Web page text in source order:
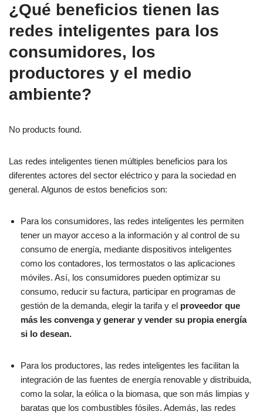
¿Qué beneficios tienen las
redes inteligentes para los
consumidores, los
productores y el medio
ambiente?
No products found.
Las redes inteligentes tienen múltiples beneficios para los
diferentes actores del sector eléctrico y para la sociedad en
general. Algunos de estos beneficios son:
Para los consumidores, las redes inteligentes les permiten
tener un mayor acceso a la información y al control de su
consumo de energía, mediante dispositivos inteligentes
como los contadores, los termostatos o las aplicaciones
móviles. Así, los consumidores pueden optimizar su
consumo, reducir su factura, participar en programas de
gestión de la demanda, elegir la tarifa y el proveedor que
más les convenga y generar y vender su propia energía
si lo desean.
Para los productores, las redes inteligentes les facilitan la
integración de las fuentes de energía renovable y distribuida,
como la solar, la eólica o la biomasa, que son más limpias y
baratas que los combustibles fósiles. Además, las redes